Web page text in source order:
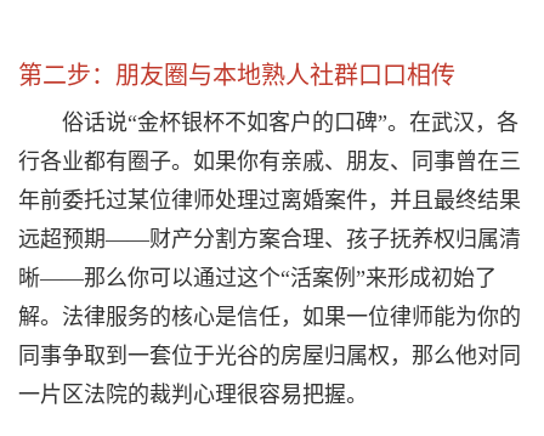
第二步：朋友圈与本地熟人社群口口相传
俗话说“金杯银杯不如客户的口碑”。在武汉，各
行各业都有圈子。如果你有亲戚、朋友、同事曾在三
年前委托过某位律师处理过离婚案件，并且最终结果
远超预期——财产分割方案合理、孩子抚养权归属清
晰——那么你可以通过这个“活案例”来形成初始了
解。法律服务的核心是信任，如果一位律师能为你的
同事争取到一套位于光谷的房屋归属权，那么他对同
一片区法院的裁判心理很容易把握。